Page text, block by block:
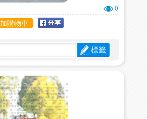
0
加購物車
標籤